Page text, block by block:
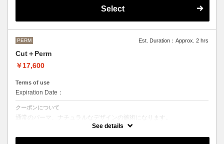
などをご希望の方は、最終受付時間が変わるため別途メニューがござい
ますのでそちらの選択をお願いしております。
せ。
M ¥＋1100 L¥＋1650 LL¥＋2200
Select
PERM Est. Duration：Approx. 2 hrs
Cut＋Perm
￥17,600
Terms of use
Expiration Date：
クーポンについて
通常のパーマ、ナチュラルなデザインの施術になります。
などをご希望の方は、最終受付時間が変わるため別途メニューがござい
See details